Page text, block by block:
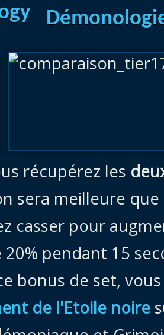
récupérez les
sera meilleure
casser pour
20% pendant 15
bonus de set,
de l'Etoile noire